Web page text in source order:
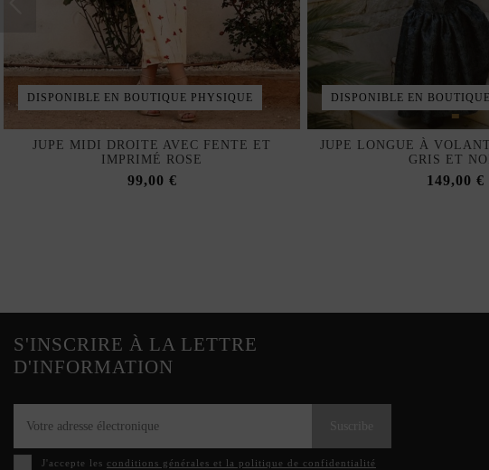
DISPONIBLE EN BOUTIQUE PHYSIQUE
JUPE MIDI DROITE AVEC FENTE ET
IMPRIMÉ ROSE
99,00 €
DISPONIBLE EN
JUPE LONGUE À
GRIS ET
149,00 €
S'INSCRIRE À LA LETTRE
D'INFORMATION
J'accepte les conditions générales et la politique de confidentialité